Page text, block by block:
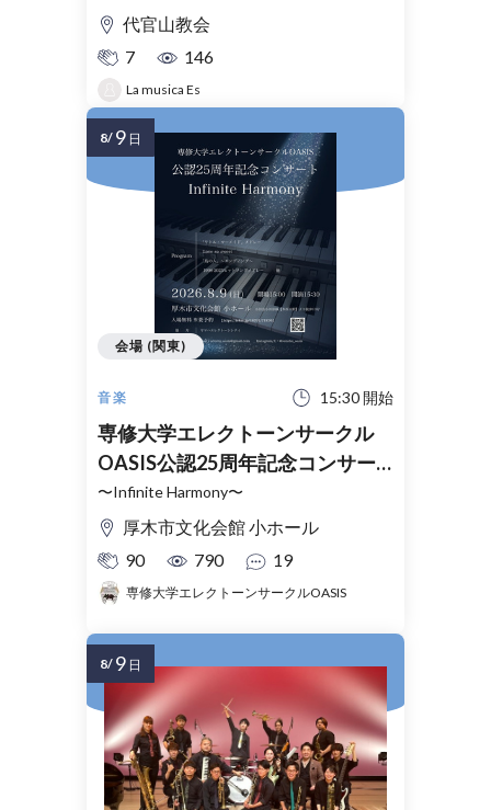
代官山教会
7
146
La musica Es
音楽 15:30 開始
専修大学エレクトーンサークル
OASIS公認25周年記念コンサー
ト
〜Infinite Harmony〜
厚木市文化会館 小ホール
90
790 19
専修大学エレクトーンサークルOASIS
会場 (関東)
8/ 9 日
8/ 9 日